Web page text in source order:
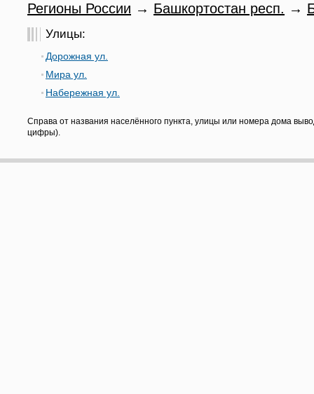
Регионы России → Башкортостан респ. →
Улицы:
Дорожная ул.
Мира ул.
Набережная ул.
Справа от названия населённого пункта, улицы или номера дома
цифры).